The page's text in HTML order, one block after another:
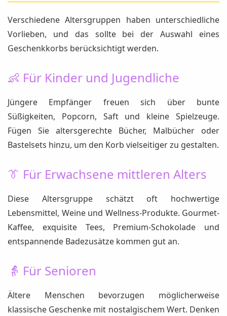
Verschiedene Altersgruppen haben unterschiedliche
Vorlieben, und das sollte bei der Auswahl eines
Geschenkkorbs berücksichtigt werden.
👶 Für Kinder und Jugendliche
Jüngere Empfänger freuen sich über bunte
Süßigkeiten, Popcorn, Saft und kleine Spielzeuge.
Fügen Sie altersgerechte Bücher, Malbücher oder
Bastelsets hinzu, um den Korb vielseitiger zu gestalten.
👔 Für Erwachsene mittleren Alters
Diese Altersgruppe schätzt oft hochwertige
Lebensmittel, Weine und Wellness-Produkte. Gourmet-
Kaffee, exquisite Tees, Premium-Schokolade und
entspannende Badezusätze kommen gut an.
👵 Für Senioren
Ältere Menschen bevorzugen möglicherweise
klassische Geschenke mit nostalgischem Wert. Denken